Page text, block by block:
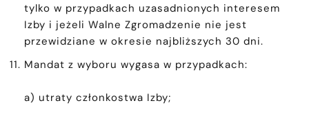
tylko w przypadkach uzasadnionych interesem
Izby i jeżeli Walne Zgromadzenie nie jest
przewidziane w okresie najbliższych 30 dni.
Mandat z wyboru wygasa w przypadkach:
a) utraty członkostwa Izby;